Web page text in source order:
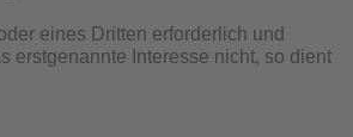
eines Dritten erforderlich und
erstgenannte Interesse nicht, so dient